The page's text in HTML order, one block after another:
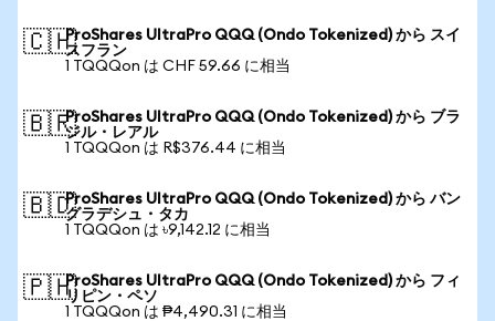
🇨🇭ProShares UltraPro QQQ (Ondo Tokenized) から スイ
スフラン
1 TQQQon は CHF 59.66 に相当
🇧🇷ProShares UltraPro QQQ (Ondo Tokenized) から ブラ
ジル・レアル
1 TQQQon は R$376.44 に相当
🇧🇩ProShares UltraPro QQQ (Ondo Tokenized) から バン
グラデシュ・タカ
1 TQQQon は ৳9,142.12 に相当
🇵🇭ProShares UltraPro QQQ (Ondo Tokenized) から フィ
リピン・ペソ
1 TQQQon は ₱4,490.31 に相当